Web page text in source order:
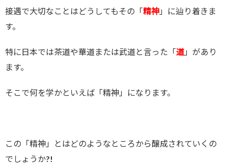
接遇で大切なことはどうしてもその「精神 」に辿り着きま
す。
特に日本では茶道や華道または武道と言った「道 」があり
ます。
そこで何を学かといえば「精神」になります。
この「精神」とはどのようなところから醸成されていくの
でしょうか?!